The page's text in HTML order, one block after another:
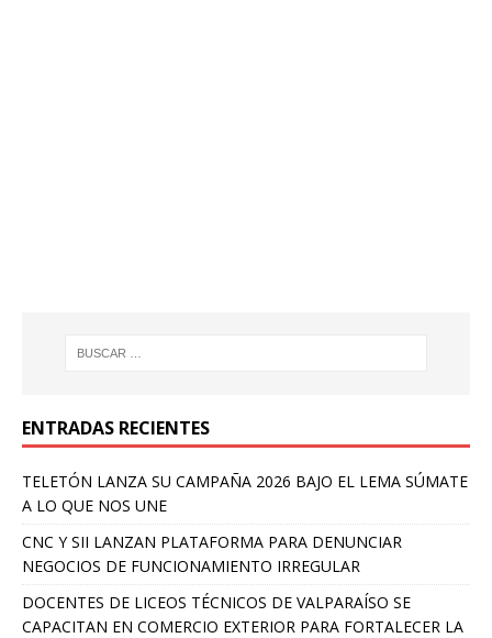
ENTRADAS RECIENTES
TELETÓN LANZA SU CAMPAÑA 2026 BAJO EL LEMA SÚMATE
A LO QUE NOS UNE
CNC Y SII LANZAN PLATAFORMA PARA DENUNCIAR
NEGOCIOS DE FUNCIONAMIENTO IRREGULAR
DOCENTES DE LICEOS TÉCNICOS DE VALPARAÍSO SE
CAPACITAN EN COMERCIO EXTERIOR PARA FORTALECER LA